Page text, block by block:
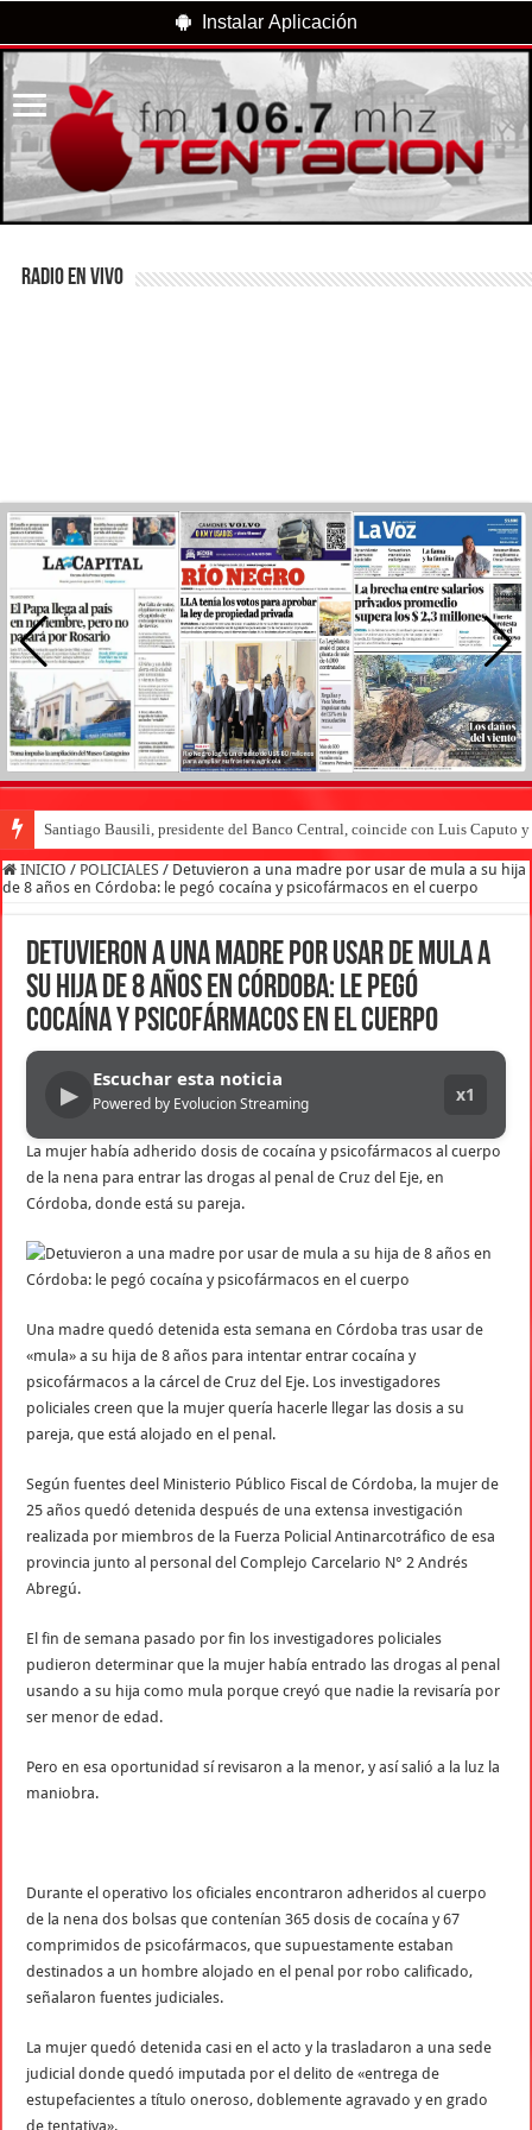
Instalar Aplicación
RADIO EN VIVO
Santiago Bausili, presidente del Banco Central, coincide con Luis Caputo
INICIO / POLICIALES / Detuvieron a una madre por usar de mula a su hija
de 8 años en Córdoba: le pegó cocaína y psicofármacos en el cuerpo
Detuvieron a una madre por usar de mula a
su hija de 8 años en Córdoba: le pegó
cocaína y psicofármacos en el cuerpo
▶
Escuchar esta noticia
Powered by Evolucion Streaming x1
La mujer había adherido dosis de cocaína y psicofármacos al cuerpo
de la nena para entrar las drogas al penal de Cruz del Eje, en
Córdoba, donde está su pareja.
Una madre quedó detenida esta semana en Córdoba tras usar de
«mula» a su hija de 8 años para intentar entrar cocaína y
psicofármacos a la cárcel de Cruz del Eje. Los investigadores
policiales creen que la mujer quería hacerle llegar las dosis a su
pareja, que está alojado en el penal.
Según fuentes deel Ministerio Público Fiscal de Córdoba, la mujer de
25 años quedó detenida después de una extensa investigación
realizada por miembros de la Fuerza Policial Antinarcotráfico de esa
provincia junto al personal del Complejo Carcelario N° 2 Andrés
Abregú.
El fin de semana pasado por fin los investigadores policiales
pudieron determinar que la mujer había entrado las drogas al penal
usando a su hija como mula porque creyó que nadie la revisaría por
ser menor de edad.
Pero en esa oportunidad sí revisaron a la menor, y así salió a la luz la
maniobra.
Durante el operativo los oficiales encontraron adheridos al cuerpo
de la nena dos bolsas que contenían 365 dosis de cocaína y 67
comprimidos de psicofármacos, que supuestamente estaban
destinados a un hombre alojado en el penal por robo calificado,
señalaron fuentes judiciales.
La mujer quedó detenida casi en el acto y la trasladaron a una sede
judicial donde quedó imputada por el delito de «entrega de
estupefacientes a título oneroso, doblemente agravado y en grado
de tentativa».